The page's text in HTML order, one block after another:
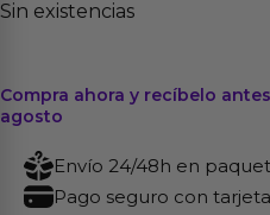
Sin existencias
Compra ahora y recíbelo
agosto
Envío 24/48h en
Pago seguro con